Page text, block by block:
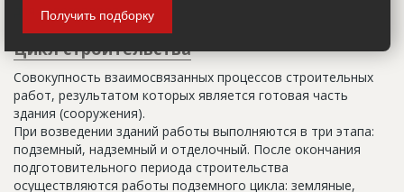
для переговоров.
Цикл строительства
Совокупность взаимосвязанных процессов строительных
работ, результатом которых является готовая часть
здания (сооружения).
При возведении зданий работы выполняются в три этапа:
подземный, надземный и отделочный. После окончания
подготовительного периода строительства
осуществляются работы подземного цикла: земляные,
Получить подборку